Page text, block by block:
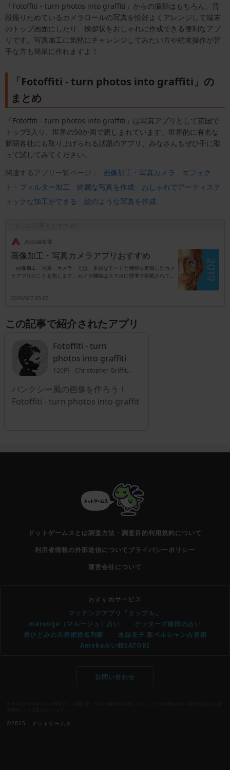
「Fotoffiti - turn photos into graffiti」からの撮影はもちろん、普
段撮りためているカメラロールの写真を恰好よくアレンジして端末
のトップ画面にしたり、挨拶状をおしゃれに作成できる便利なアプ
リです。写真加工に気軽にチャレンジしてみたい方や端末操作が苦
手な方も簡単に作れますよ！
「Fotoffiti - turn photos into graffiti」の
まとめ
「Fotoffiti - turn photos into graffiti」は写真アプリとして英国で
トップ5入り、世界の50か国で親しまれています。世界的に有名な
新聞各社にも取り上げられる話題のアプリ、みなさんもぜひ手に取
って試してみてください。
関連するアプリ一覧ページ：
画像加工・写真カメラ
エフェク
ト・フィルター加工
綺麗な写真を作成
おしゃれでアーティステ
ィックな加工ができる
絵のような写真を作成
.Apps編集部
画像加工・写真カメラアプリおすすめ
「画像加工・写真・カメラ」とは、多彩なモードと機能を追加したカメ
ラアプリのことを指します。カメラ機能はスマホに標準で搭載されてい
後に加工を行うタイプなどがあり、これらのタイプがセットになってい
肌を白くしたり可愛いカラーで全体を覆ったりも可能で、SNSを利用し
ている人のサポートアイテムとしても便利です。本来の画素数をアップ
きるカテゴリとなります。
2026/8/7 05:00
この記事で紹介されたアプリ
Fotoffiti - turn
photos into graffiti
120円 Christopher Griffith
バンクシー風の画像を作ろう！
Fotoffiti - turn photos into graffit
ドットゲームスとは調査方法・調査目的利用規約について
利用者情報の外部送信についてプライバシーポリシー
運営会社について
おすすめサービス
マッチングアプリ「タップル」
marouge（マルージュ）占い
ゲッターズ飯田の占い
星ひとみの天星術姓名判断
水晶玉子 新ペルシャン占星術
Ameba占い館SATORI
お問い合わせ
©2015 - ドットゲームス